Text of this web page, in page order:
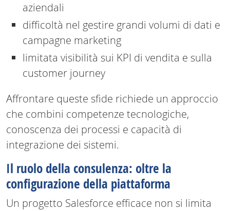
aziendali
difficoltà nel gestire grandi volumi di dati e
campagne marketing
limitata visibilità sui KPI di vendita e sulla
customer journey
Affrontare queste sfide richiede un approccio
che combini competenze tecnologiche,
conoscenza dei processi e capacità di
integrazione dei sistemi.
Il ruolo della consulenza: oltre la
configurazione della piattaforma
Un progetto Salesforce efficace non si limita